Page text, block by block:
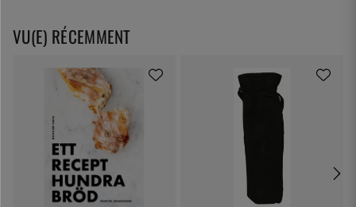
VU(E) RÉCEMMENT